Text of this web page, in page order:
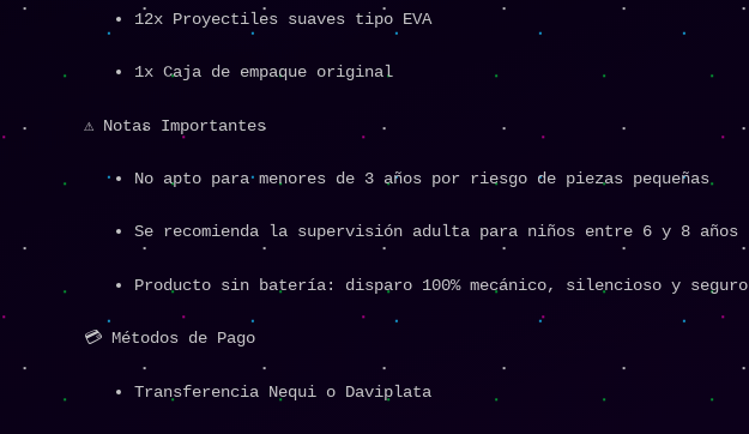
12x Proyectiles suaves tipo EVA
1x Caja de empaque original
⚠️ Notas Importantes
No apto para menores de 3 años por riesgo de piezas pequeñas
Se recomienda la supervisión adulta para niños entre 6 y 8 años
Producto sin batería: disparo 100% mecánico, silencioso y seguro
💳 Métodos de Pago
Transferencia Nequi o Daviplata